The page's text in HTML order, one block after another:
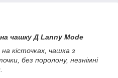
чашку Д Lanny Mode
кісточках, чашка з
без поролону, незнімні